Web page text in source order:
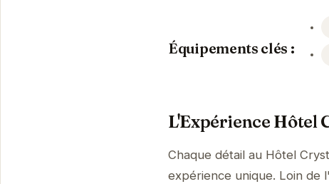
Équipements clés :
L'Expérience Hôtel
Chaque détail au Hôtel
expérience unique. Loin de